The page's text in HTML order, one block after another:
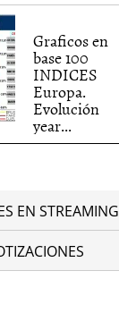
Graficos en
base 100
INDICES
Europa.
Evolución
year...
EN STREAMING